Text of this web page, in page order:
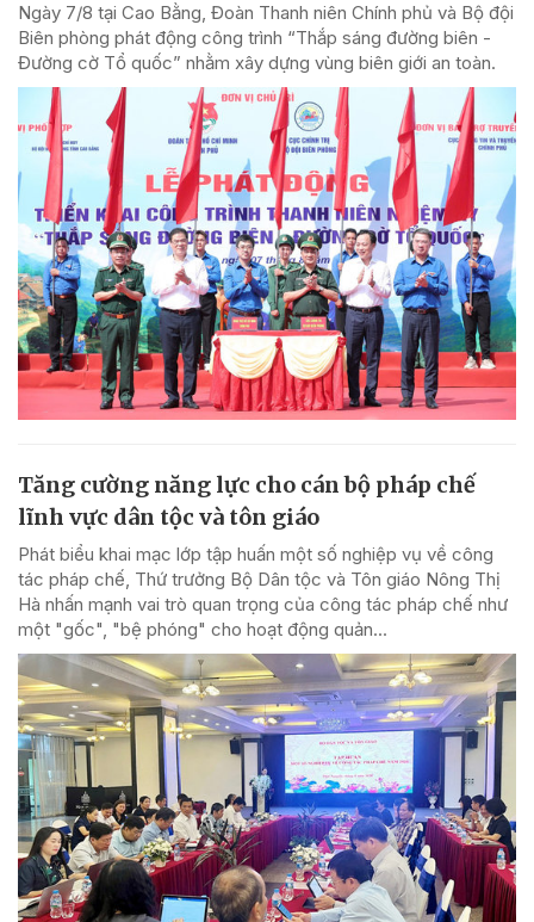
Ngày 7/8 tại Cao Bằng, Đoàn Thanh niên Chính phủ và Bộ đội
Biên phòng phát động công trình “Thắp sáng đường biên -
Đường cờ Tổ quốc” nhằm xây dựng vùng biên giới an toàn.
Tăng cường năng lực cho cán bộ pháp chế
lĩnh vực dân tộc và tôn giáo
Phát biểu khai mạc lớp tập huấn một số nghiệp vụ về công
tác pháp chế, Thứ trưởng Bộ Dân tộc và Tôn giáo Nông Thị
Hà nhấn mạnh vai trò quan trọng của công tác pháp chế như
một "gốc", "bệ phóng" cho hoạt động quản...